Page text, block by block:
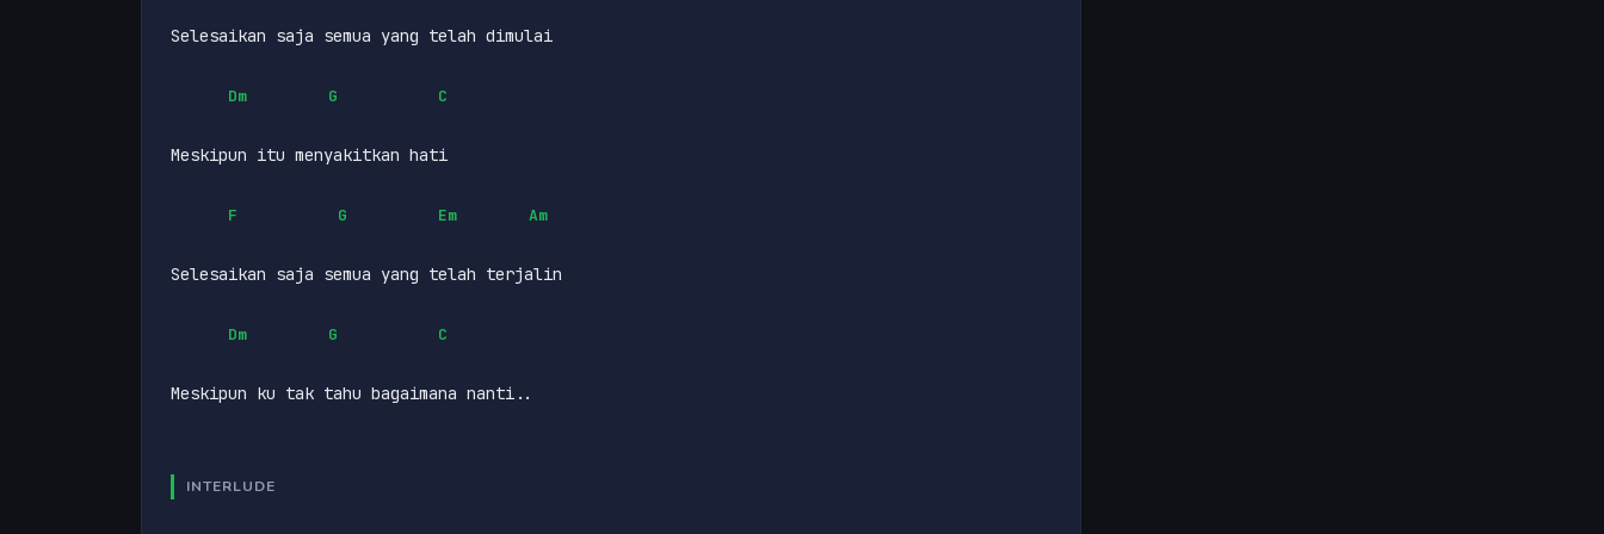
Selesaikan saja semua yang telah dimulai
Dm G C
Meskipun itu menyakitkan hati
F G Em Am
Selesaikan saja semua yang telah terjalin
Dm G C
Meskipun ku tak tahu bagaimana nanti..
INTERLUDE